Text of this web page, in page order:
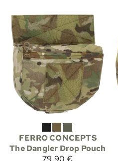
FERRO CONCEPTS
The Dangler Drop Pouch
79,90 €